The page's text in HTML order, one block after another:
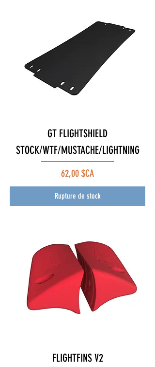
GT FLIGHTSHIELD
STOCK/WTF/MUSTACHE/LIGHTNING
Prix
62,00 $CA
Rupture de stock
FLIGHTFINS V2